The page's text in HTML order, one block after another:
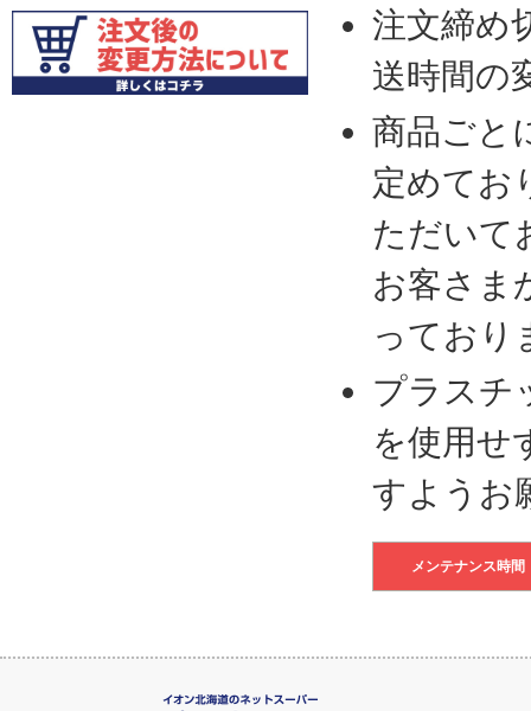
注文締め
送時間の
商品ごと
定めてお
ただいて
お客さま
っており
プラスチ
を使用せ
すようお
メンテナンス時間